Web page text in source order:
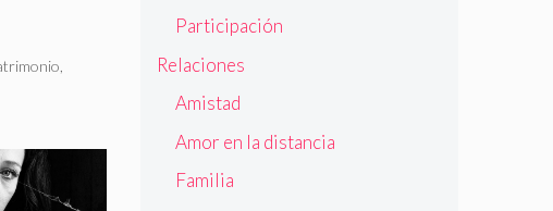
Participación
Relaciones
Amistad
Amor en la distancia
Familia